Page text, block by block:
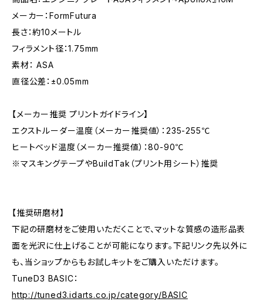
メーカー：FormFutura
長さ：約10メートル
フィラメント径：1.75mm
素材： ASA
直径公差：±0.05mm
【メーカー推奨 プリントガイドライン】
エクストルーダー温度（メーカー推奨値）：235-255℃
ヒートベッド温度（メーカー推奨値）：80-90℃
※マスキングテープやBuildTak（プリント用シート）推奨
【推奨研磨材】
下記の研磨材をご使用いただくことで、マットな質感の造形品表
面を光沢に仕上げることが可能になります。下記リンク先以外に
も、当ショップからもお試しキットをご購入いただけます。
TuneD3 BASIC：
http://tuned3.idarts.co.jp/category/BASIC